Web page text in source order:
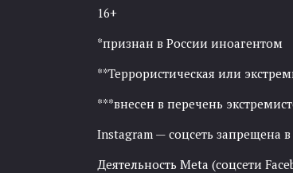
16+
*признан в России иноагентом
**Террористическая или
***внесен в перечень
Instagram — соцсеть запрещена
Деятельность Meta (соцсети